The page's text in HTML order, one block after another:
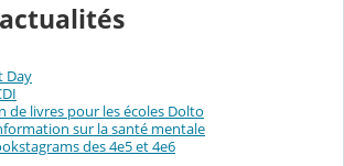
Day
de livres pour les écoles Dolto
sur la santé mentale
des 4e5 et 4e6